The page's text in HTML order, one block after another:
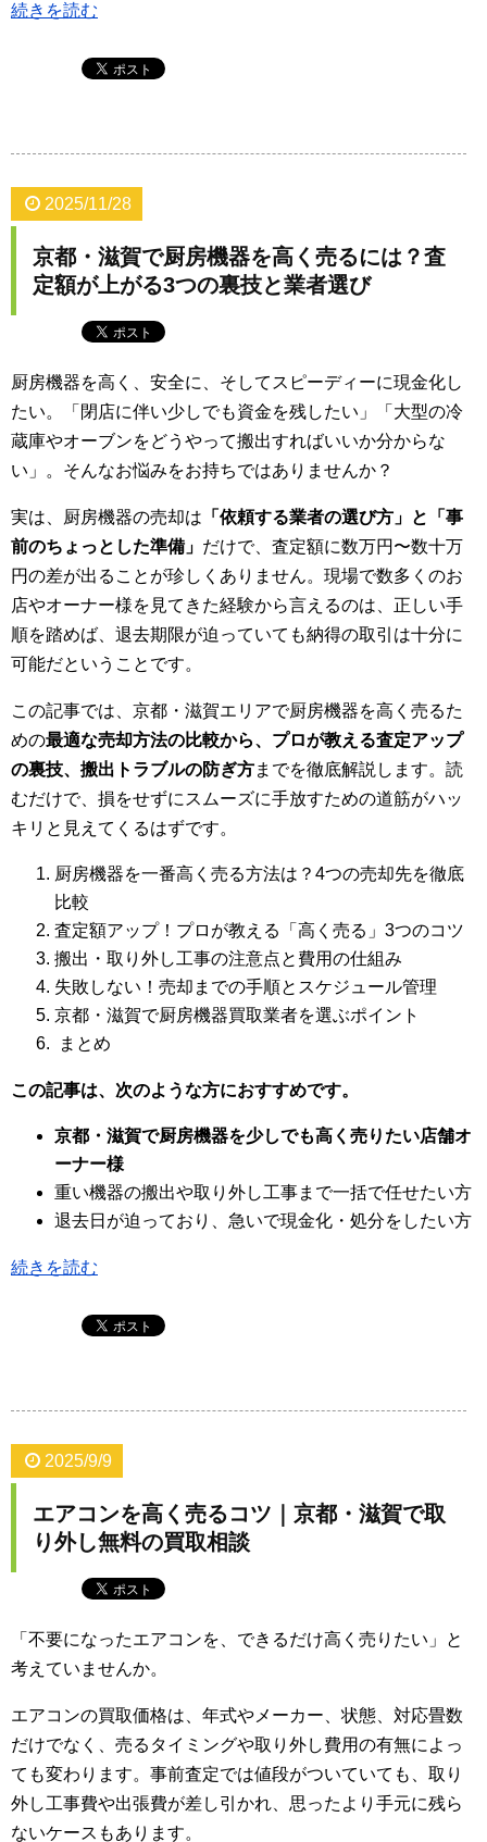
続きを読む
2025/11/28
京都・滋賀で厨房機器を高く売るには？査
定額が上がる3つの裏技と業者選び
厨房機器を高く、安全に、そしてスピーディーに現金化し
たい。「閉店に伴い少しでも資金を残したい」「大型の冷
蔵庫やオーブンをどうやって搬出すればいいか分からな
い」。そんなお悩みをお持ちではありませんか？
実は、厨房機器の売却は 「依頼する業者の選び方」と「事
前のちょっとした準備」 だけで、査定額に数万円〜数十万
円の差が出ることが珍しくありません。現場で数多くのお
店やオーナー様を見てきた経験から言えるのは、正しい手
順を踏めば、退去期限が迫っていても納得の取引は十分に
可能だということです。
この記事では、京都・滋賀エリアで厨房機器を高く売るた
めの最適な売却方法の比較から、プロが教える査定アップ
の裏技、搬出トラブルの防ぎ方までを徹底解説します。読
むだけで、損をせずにスムーズに手放すための道筋がハッ
キリと見えてくるはずです。
厨房機器を一番高く売る方法は？4つの売却先を徹底
比較
査定額アップ！プロが教える「高く売る」3つのコツ
搬出・取り外し工事の注意点と費用の仕組み
失敗しない！売却までの手順とスケジュール管理
京都・滋賀で厨房機器買取業者を選ぶポイント
まとめ
この記事は、次のような方におすすめです。
京都・滋賀で厨房機器を少しでも高く売りたい店舗オ
ーナー様
重い機器の搬出や取り外し工事まで一括で任せたい方
退去日が迫っており、急いで現金化・処分をしたい方
続きを読む
2025/9/9
エアコンを高く売るコツ｜京都・滋賀で取
り外し無料の買取相談
「不要になったエアコンを、できるだけ高く売りたい」と
考えていませんか。
エアコンの買取価格は、年式やメーカー、状態、対応畳数
だけでなく、売るタイミングや取り外し費用の有無によっ
ても変わります。事前査定では値段がついていても、取り
外し工事費や出張費が差し引かれ、思ったより手元に残ら
ないケースもあります。